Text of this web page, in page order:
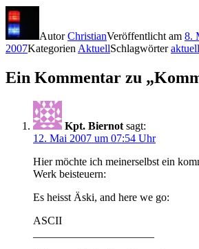
AutorChristianVeröffentlicht am 8.
2007Kategorien AktuellSchlagwörteraktuell
Ein Kommentar zu
Kpt. Biernot sagt:
12. Mai 2007 um 07:54 Uhr
Hier möchte ich meinerselbst ein
Werk beisteuern:
Es heisst Äski, and here we go:
ASCII